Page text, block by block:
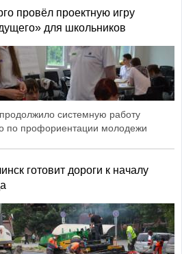
провёл проектную игру
для школьников
системную работу
по профориентации молодежи
готовит дороги к началу